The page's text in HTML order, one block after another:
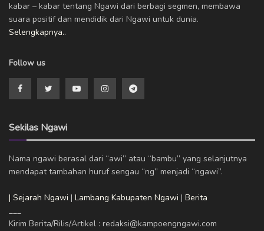
kabar – kabar tentang Ngawi dari berbagi segmen, membawa
suara positif dan mendidik dari Ngawi untuk dunia.
Selengkapnya..
Follow us
Sekilas Ngawi
Nama ngawi berasal dari “awi” atau “bambu” yang selanjutnya
mendapat tambahan huruf sengau “ng” menjadi “ngawi”.
| Sejarah Ngawi | Lambang Kabupaten Ngawi | Berita
___
Kirim Berita/Rilis/Artikel : redaksi@kampoengngawi.com